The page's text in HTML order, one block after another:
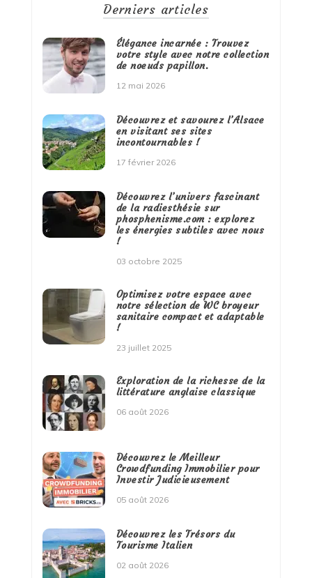
Derniers articles
Élégance incarnée : Trouvez
votre style avec notre collection
de noeuds papillon.
12 mai 2026
Découvrez et savourez l’Alsace
en visitant ses sites
incontournables !
17 février 2026
Découvrez l’univers fascinant
de la radiesthésie sur
phosphenisme.com : explorez
les énergies subtiles avec nous
!
03 octobre 2025
Optimisez votre espace avec
notre sélection de WC broyeur
sanitaire compact et adaptable
!
23 juillet 2025
Exploration de la richesse de la
littérature anglaise classique
06 août 2026
Découvrez le Meilleur
Crowdfunding Immobilier pour
Investir Judicieusement
05 août 2026
Découvrez les Trésors du
Tourisme Italien
02 août 2026